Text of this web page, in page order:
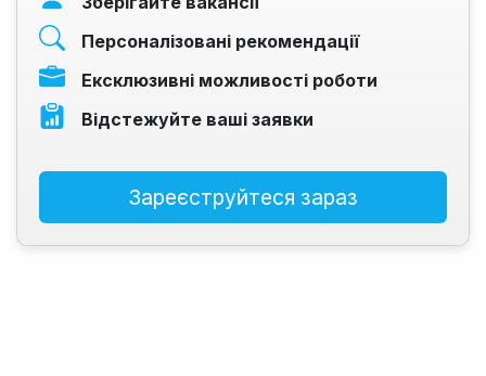
Персоналізовані рекомендації
Ексклюзивні можливості роботи
Відстежуйте ваші заявки
Зареєструйтеся зараз